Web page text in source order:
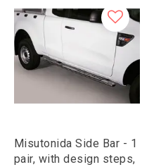
Misutonida Side Bar - 1
pair, with design steps,